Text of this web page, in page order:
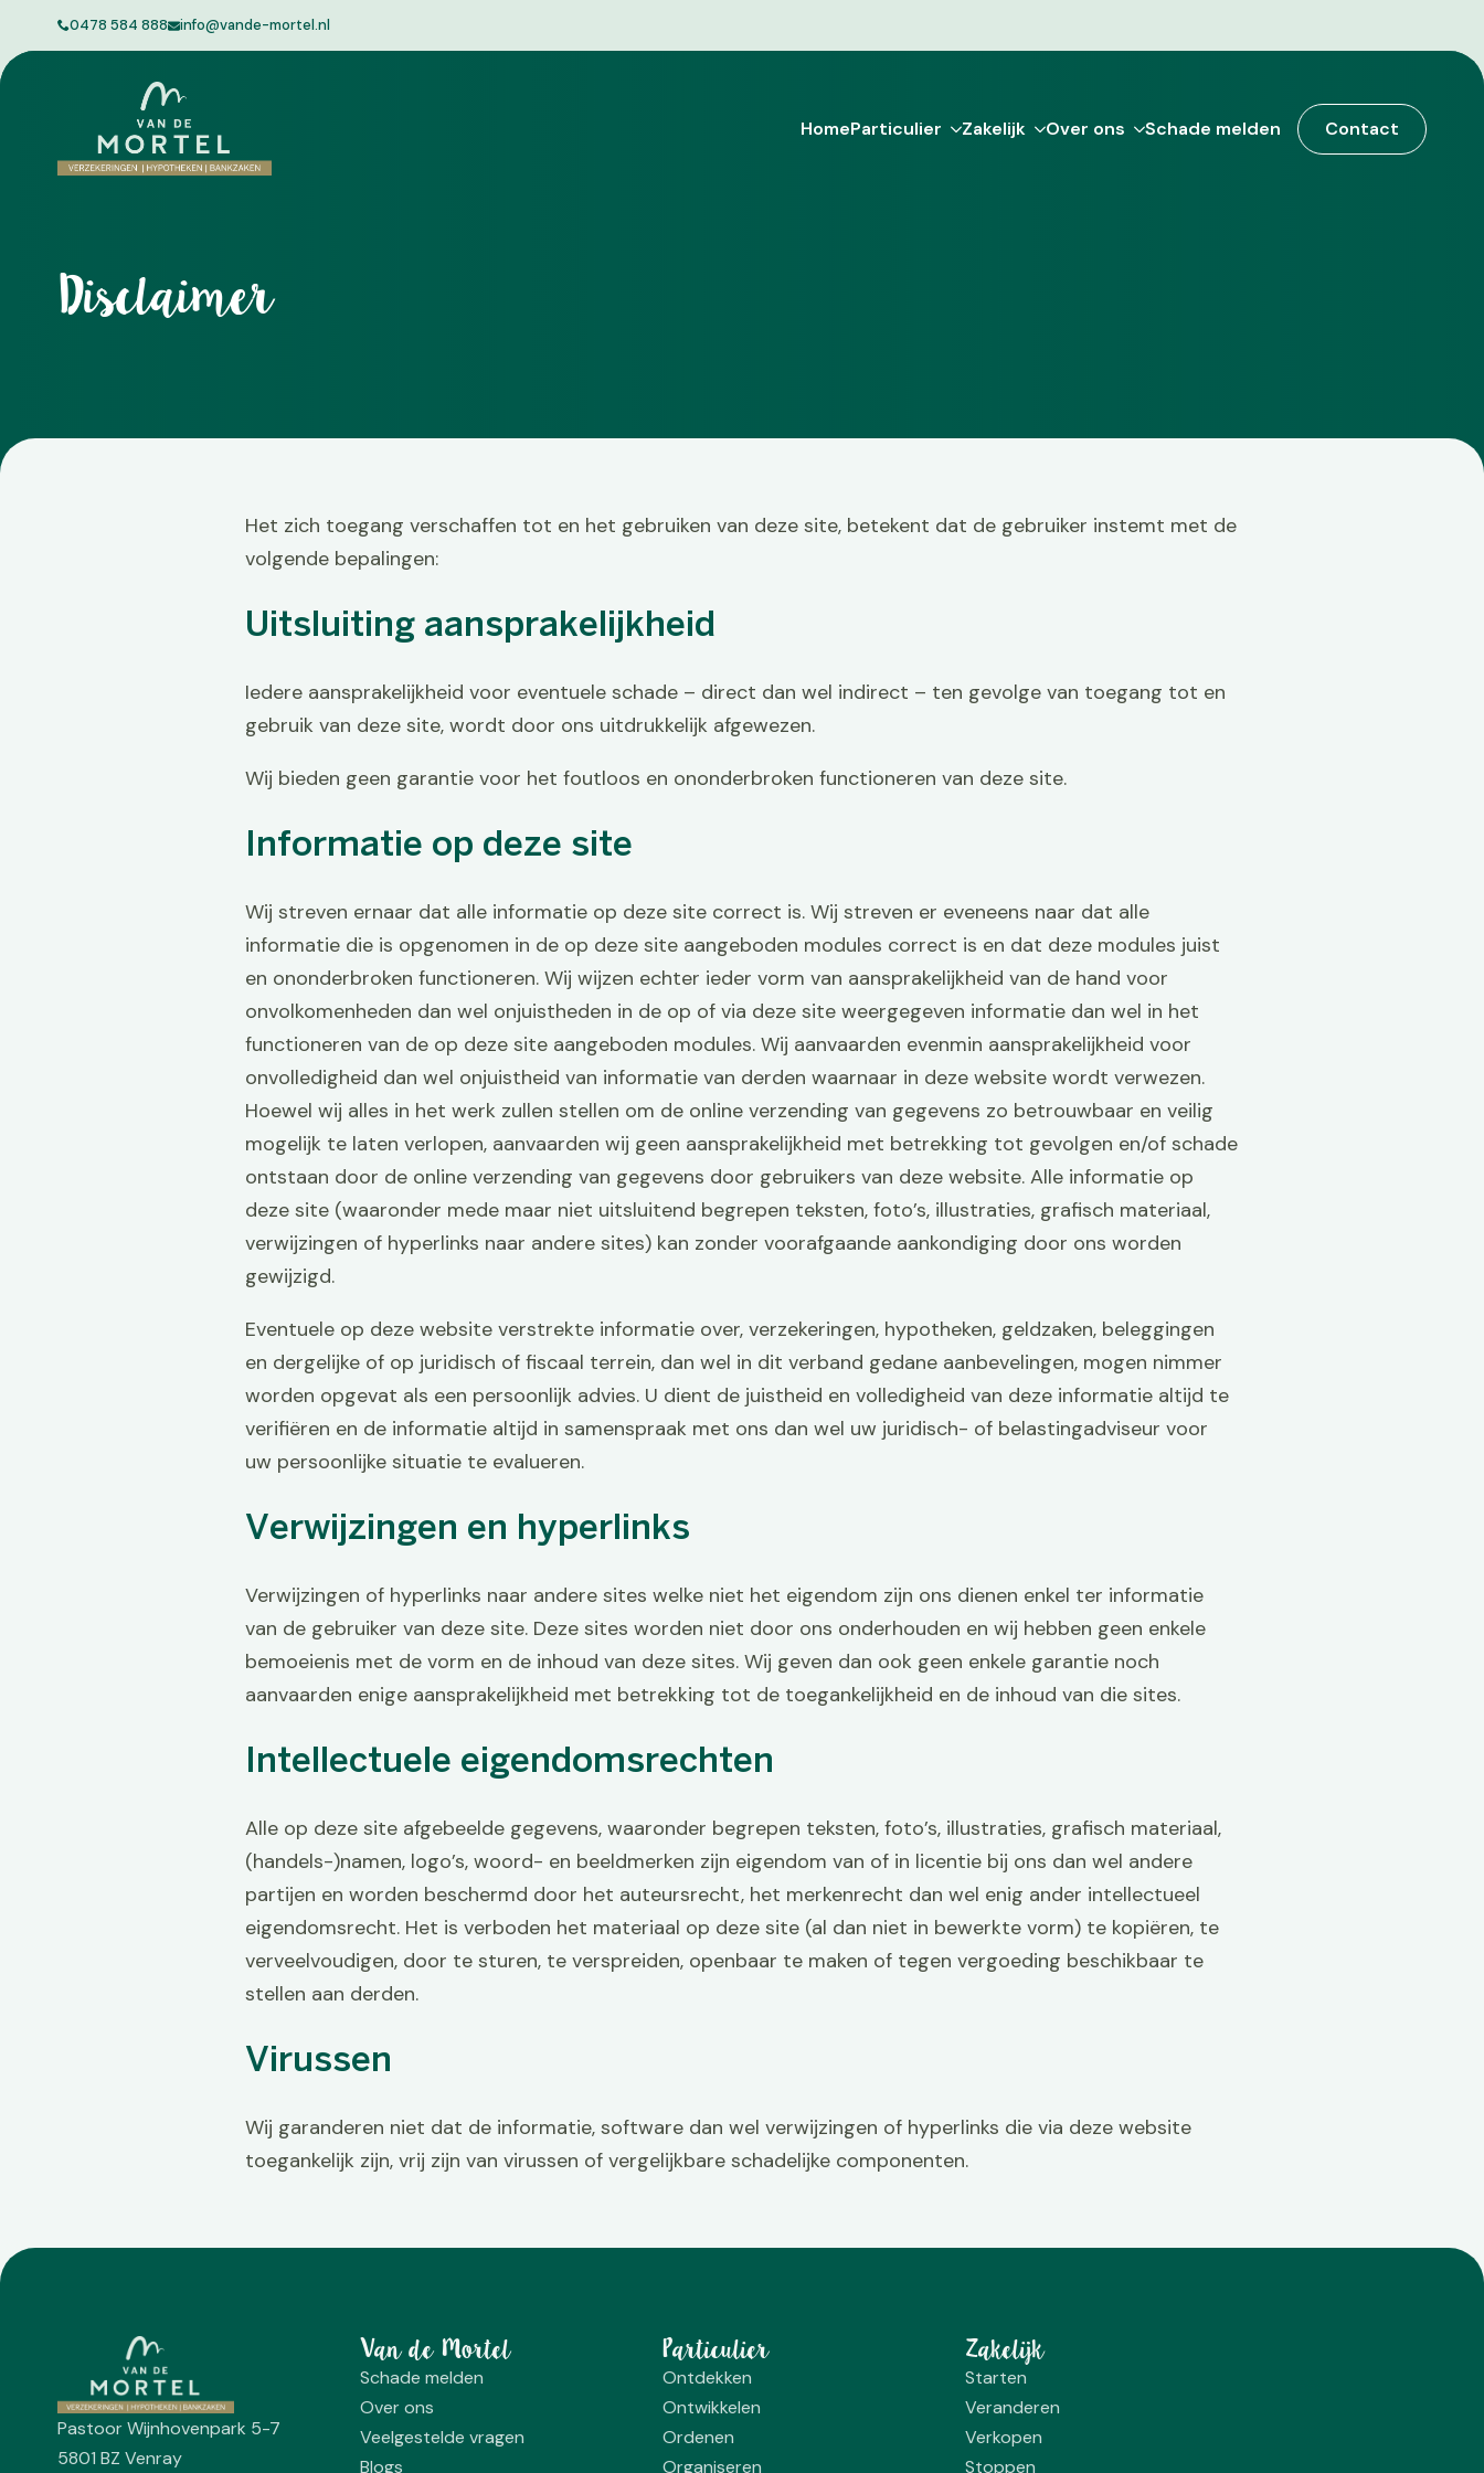
0478 584 888 info@vande-mortel.nl
HomeParticulier Zakelijk Over ons Schade melden Contact
Disclaimer
Het zich toegang verschaffen tot en het gebruiken van deze site, betekent dat de gebruiker instemt met de
volgende bepalingen:
Uitsluiting aansprakelijkheid
Iedere aansprakelijkheid voor eventuele schade – direct dan wel indirect – ten gevolge van toegang tot en
gebruik van deze site, wordt door ons uitdrukkelijk afgewezen.
Wij bieden geen garantie voor het foutloos en ononderbroken functioneren van deze site.
Informatie op deze site
Wij streven ernaar dat alle informatie op deze site correct is. Wij streven er eveneens naar dat alle
informatie die is opgenomen in de op deze site aangeboden modules correct is en dat deze modules juist
en ononderbroken functioneren. Wij wijzen echter ieder vorm van aansprakelijkheid van de hand voor
onvolkomenheden dan wel onjuistheden in de op of via deze site weergegeven informatie dan wel in het
functioneren van de op deze site aangeboden modules. Wij aanvaarden evenmin aansprakelijkheid voor
onvolledigheid dan wel onjuistheid van informatie van derden waarnaar in deze website wordt verwezen.
Hoewel wij alles in het werk zullen stellen om de online verzending van gegevens zo betrouwbaar en veilig
mogelijk te laten verlopen, aanvaarden wij geen aansprakelijkheid met betrekking tot gevolgen en/of schade
ontstaan door de online verzending van gegevens door gebruikers van deze website. Alle informatie op
deze site (waaronder mede maar niet uitsluitend begrepen teksten, foto’s, illustraties, grafisch materiaal,
verwijzingen of hyperlinks naar andere sites) kan zonder voorafgaande aankondiging door ons worden
gewijzigd.
Eventuele op deze website verstrekte informatie over, verzekeringen, hypotheken, geldzaken, beleggingen
en dergelijke of op juridisch of fiscaal terrein, dan wel in dit verband gedane aanbevelingen, mogen nimmer
worden opgevat als een persoonlijk advies. U dient de juistheid en volledigheid van deze informatie altijd te
verifiëren en de informatie altijd in samenspraak met ons dan wel uw juridisch- of belastingadviseur voor
uw persoonlijke situatie te evalueren.
Verwijzingen en hyperlinks
Verwijzingen of hyperlinks naar andere sites welke niet het eigendom zijn ons dienen enkel ter informatie
van de gebruiker van deze site. Deze sites worden niet door ons onderhouden en wij hebben geen enkele
bemoeienis met de vorm en de inhoud van deze sites. Wij geven dan ook geen enkele garantie noch
aanvaarden enige aansprakelijkheid met betrekking tot de toegankelijkheid en de inhoud van die sites.
Intellectuele eigendomsrechten
Alle op deze site afgebeelde gegevens, waaronder begrepen teksten, foto’s, illustraties, grafisch materiaal,
(handels-)namen, logo’s, woord- en beeldmerken zijn eigendom van of in licentie bij ons dan wel andere
partijen en worden beschermd door het auteursrecht, het merkenrecht dan wel enig ander intellectueel
eigendomsrecht. Het is verboden het materiaal op deze site (al dan niet in bewerkte vorm) te kopiëren, te
verveelvoudigen, door te sturen, te verspreiden, openbaar te maken of tegen vergoeding beschikbaar te
stellen aan derden.
Virussen
Wij garanderen niet dat de informatie, software dan wel verwijzingen of hyperlinks die via deze website
toegankelijk zijn, vrij zijn van virussen of vergelijkbare schadelijke componenten.
Pastoor Wijnhovenpark 5-7
5801 BZ Venray
Van de Mortel
Schade melden
Over ons
Veelgestelde vragen
Blogs
Particulier
Ontdekken
Ontwikkelen
Ordenen
Organiseren
Zakelijk
Starten
Veranderen
Verkopen
Stoppen